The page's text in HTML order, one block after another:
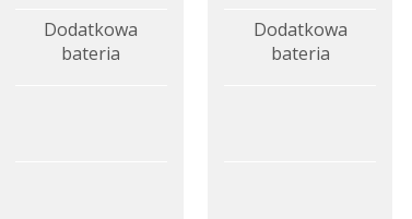
Dodatkowa
bateria
Dodatkowa
bateria